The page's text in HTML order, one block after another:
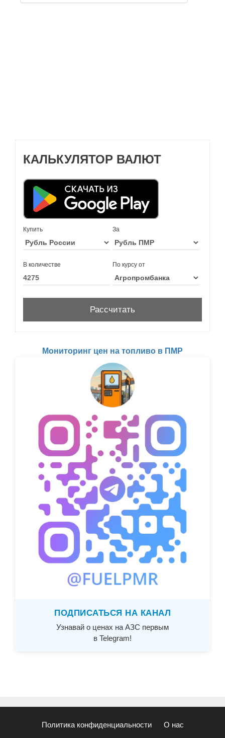
КАЛЬКУЛЯТОР ВАЛЮТ
Купить За
В количестве По курсу от
Мониторинг цен на топливо в ПМР
ПОДПИСАТЬСЯ НА КАНАЛ
Узнавай о ценах на АЗС первым
в Telegram!
Политика конфиденциальности О нас